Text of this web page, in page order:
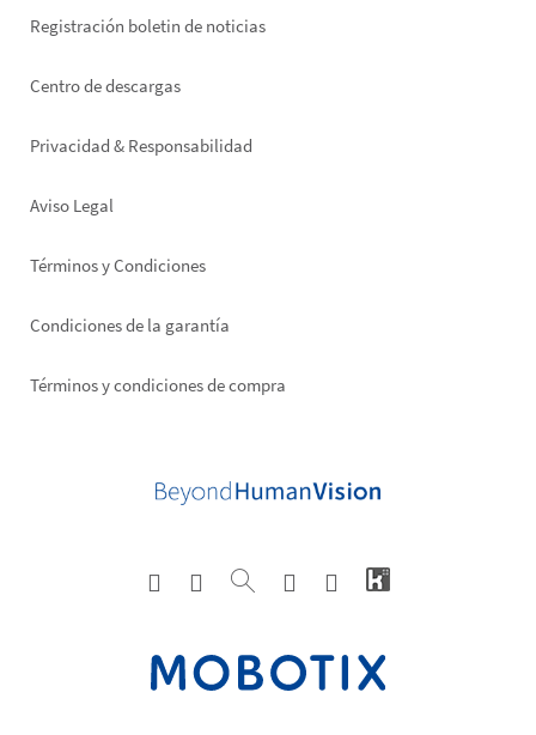
Registración boletin de noticias
Footer
Centro de descargas
Privacidad & Responsabilidad
Aviso Legal
Términos y Condiciones
Condiciones de la garantía
Términos y condiciones de compra